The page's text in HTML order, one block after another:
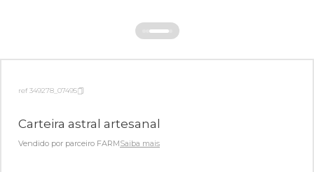
ref 349278_07495
Carteira astral artesanal
Vendido por parceiro FARMSaiba mais